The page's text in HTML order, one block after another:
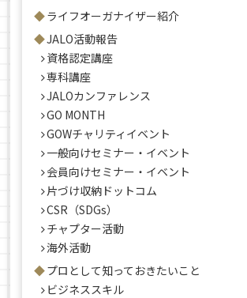
ライフオーガナイザー紹介
JALO活動報告
資格認定講座
専科講座
JALOカンファレンス
GO MONTH
GOWチャリティイベント
一般向けセミナー・イベント
会員向けセミナー・イベント
片づけ収納ドットコム
CSR（SDGs）
チャプター活動
海外活動
プロとして知っておきたいこと
ビジネススキル